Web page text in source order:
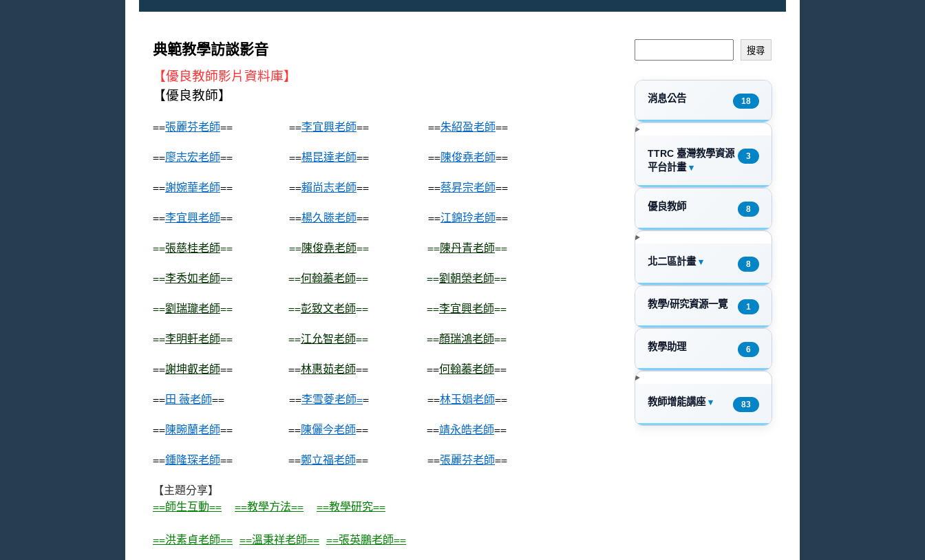
典範教學訪談影音
【優良教師影片資料庫】
【優良教師】
==張麗芬老師== ==李宜興老師== ==朱紹盈老師==
==廖志宏老師== ==楊昆達老師== ==陳俊堯老師==
==謝婉華老師== ==賴尚志老師== ==蔡昇宗老師==
==李宜興老師== ==楊久滕老師== ==江錦玲老師==
==張慈桂老師== ==陳俊堯老師== ==陳丹青老師==
==李秀如老師== ==何翰蓁老師== ==劉朝榮老師==
==劉瑞瓏老師== ==彭致文老師== ==李宜興老師==
==李明軒老師== ==江允智老師== ==顏瑞鴻老師==
==謝坤叡老師== ==林惠茹老師== ==何翰蓁老師==
==田 薇老師== ==李雪菱老師== ==林玉娟老師==
==陳畹蘭老師== ==陳儷今老師== ==靖永皓老師==
==鍾隆琛老師== ==鄭立福老師== ==張麗芬老師==
【主題分享】
==師生互動==
==教學方法== ==教學研究==
==洪素貞老師== ==溫秉祥老師== ==張英鵬老師==
搜尋
消息公告 18
TTRC 臺灣教學資源
平台計畫 ▾
3
優良教師 8
北二區計畫 ▾ 8
教學/研究資源一覽 1
教學助理 6
教師增能講座 ▾ 83